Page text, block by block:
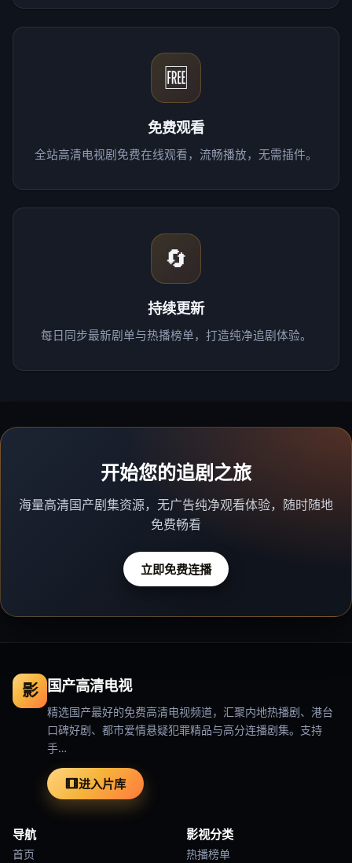
🆓
免费观看
全站高清电视剧免费在线观看，流畅播放，无需插件。
🔄
持续更新
每日同步最新剧单与热播榜单，打造纯净追剧体验。
开始您的追剧之旅
海量高清国产剧集资源，无广告纯净观看体验，随时随地
免费畅看
立即免费连播
影 国产高清电视
精选国产最好的免费高清电视频道，汇聚内地热播剧、港台
口碑好剧、都市爱情悬疑犯罪精品与高分连播剧集。支持
手…
进入片库
导航
首页
影视分类
热播榜单